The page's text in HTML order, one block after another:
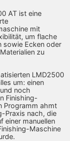
AT ist eine
mit
um flache
sowie Ecken oder
zu
LMD2500
um: einen
noch
Finishing-
Programm ahmt
Praxis nach, die
einer manuellen
Maschine